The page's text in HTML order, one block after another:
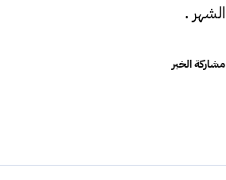
الشهر .
مشاركة الخبر